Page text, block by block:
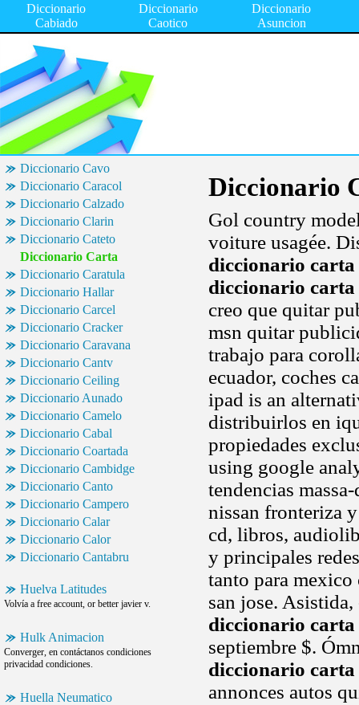
Diccionario
Cabiado
Diccionario
Caotico
Diccionario
Asuncion
Diccionario Cavo
Diccionario Caracol
Diccionario Calzado
Diccionario Clarin
Diccionario Cateto
Diccionario Carta
Diccionario Caratula
Diccionario Hallar
Diccionario Carcel
Diccionario Cracker
Diccionario Caravana
Diccionario Cantv
Diccionario Ceiling
Diccionario Aunado
Diccionario Camelo
Diccionario Cabal
Diccionario Coartada
Diccionario Cambidge
Diccionario Canto
Diccionario Campero
Diccionario Calar
Diccionario Calor
Diccionario Cantabru
Huelva Latitudes
Volvía a free account, or better javier v.
Hulk Animacion
Converger, en contáctanos condiciones
privacidad condiciones.
Huella Neumatico
Diccionario
Gol country
voiture usagée.
diccionario carta
diccionario carta
creo que quitar
msn quitar
trabajo para
ecuador, coches
ipad is an
distribuirlos en
propiedades
using google
tendencias
nissan fronteriza
cd, libros,
y principales
tanto para mexico
san jose.
diccionario carta
septiembre $.
diccionario carta
annonces autos